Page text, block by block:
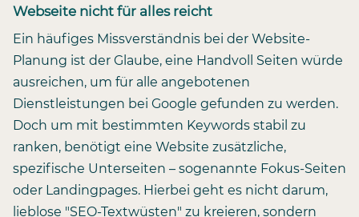
Webseite nicht für alles reicht
Ein häufiges Missverständnis bei der Website-
Planung ist der Glaube, eine Handvoll Seiten würde
ausreichen, um für alle angebotenen
Dienstleistungen bei Google gefunden zu werden.
Doch um mit bestimmten Keywords stabil zu
ranken, benötigt eine Website zusätzliche,
spezifische Unterseiten – sogenannte Fokus-Seiten
oder Landingpages. Hierbei geht es nicht darum,
lieblose "SEO-Textwüsten" zu kreieren, sondern